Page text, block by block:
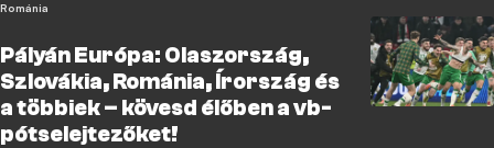
Románia
Pályán Európa: Olaszország,
Szlovákia, Románia, Írország és
a többiek – kövesd élőben a vb-
pótselejtezőket!